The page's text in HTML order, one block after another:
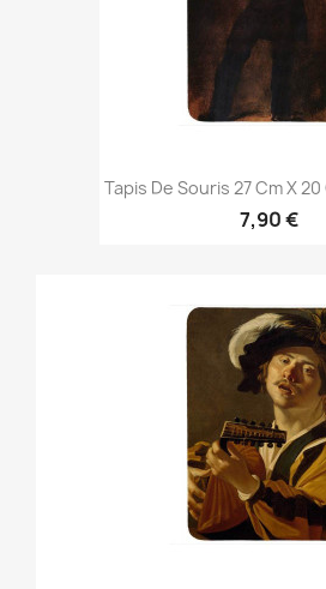
Tapis De Souris 27 Cm X
7,90 €